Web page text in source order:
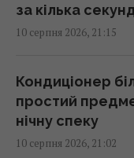
Авіакомпанія
спостереження
19:19 понеділок, 10
Україна
охороняють
за кілька
10 серпня 2026, 21:15
Кондиціонер
простий
нічну спеку
10 серпня 2026, 21:02